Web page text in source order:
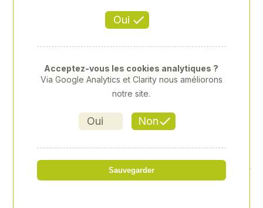
CLE A MOLETTE 200MM BR
UNIE
Oui
Oui Non
Acceptez-vous les cookies analytiques ?
Via Google Analytics et Clarity nous améliorons
notre site.
Sauvegarder